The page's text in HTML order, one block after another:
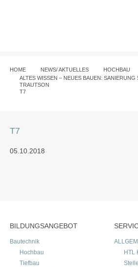
HOME NEWS/ AKTUELLES
HOCHBAU
ALTES WISSEN – NEUES BAUEN: SANIERUNG
TRAUTSON
T7
T7
05.10.2018
BILDUNGSANGEBOT
Bautechnik
Hochbau
Tiefbau
HTL